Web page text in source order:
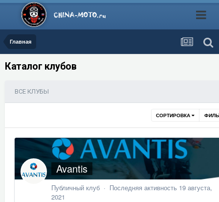
Главная
Каталог клубов
ВСЕ КЛУБЫ
СОРТИРОВКА
Avantis
Публичный клуб · Последняя активность 19 августа,
2021